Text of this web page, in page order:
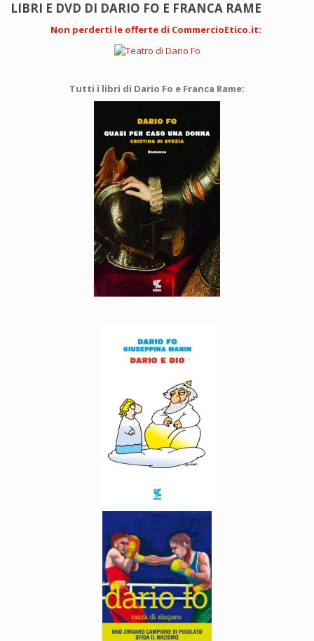
LIBRI E DVD DI DARIO FO E FRANCA RAME
Non perderti le offerte di CommercioEtico.it:
Tutti i libri di Dario Fo e Franca Rame: